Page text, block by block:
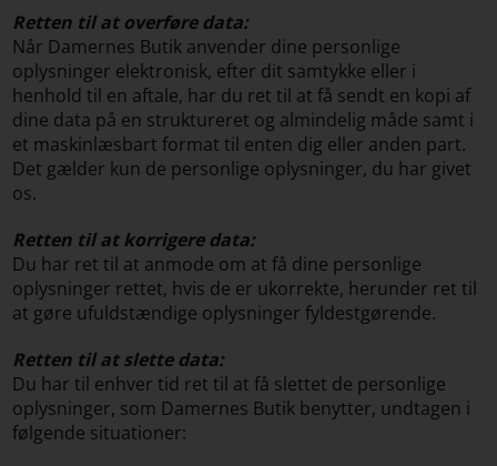
Retten til at overføre data:
Når Damernes Butik anvender dine personlige
oplysninger elektronisk, efter dit samtykke eller i
henhold til en aftale, har du ret til at få sendt en kopi af
dine data på en struktureret og almindelig måde samt i
et maskinlæsbart format til enten dig eller anden part.
Det gælder kun de personlige oplysninger, du har givet
os.
Retten til at korrigere data:
Du har ret til at anmode om at få dine personlige
oplysninger rettet, hvis de er ukorrekte, herunder ret til
at gøre ufuldstændige oplysninger fyldestgørende.
Retten til at slette data:
Du har til enhver tid ret til at få slettet de personlige
oplysninger, som Damernes Butik benytter, undtagen i
følgende situationer: